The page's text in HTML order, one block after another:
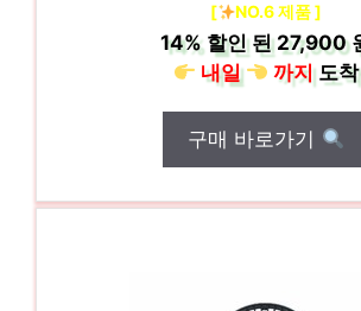
[ NO.6 제품 ]
14%할인 된27,900
내일
까지도착
구매 바로가기